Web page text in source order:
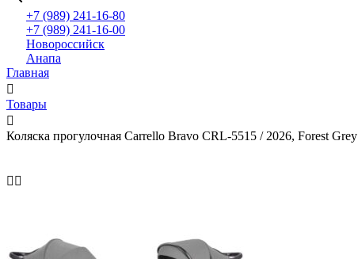
+7 (989) 241-16-80
+7 (989) 241-16-00
Новороссийск
Анапа
Главная
Товары
Коляска прогулочная Carrello Bravo CRL-5515 / 2026, Forest Grey